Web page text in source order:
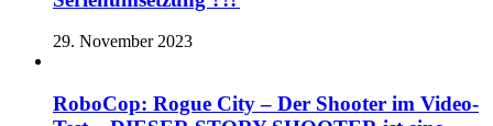
29. November 2023
RoboCop: Rogue City – Der Shooter im Video-